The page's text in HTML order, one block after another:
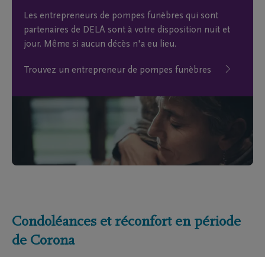
Les entrepreneurs de pompes funèbres qui sont
partenaires de DELA sont à votre disposition nuit et
jour. Même si aucun décès n'a eu lieu.
Trouvez un entrepreneur de pompes funèbres
Condoléances et réconfort en période
de Corona